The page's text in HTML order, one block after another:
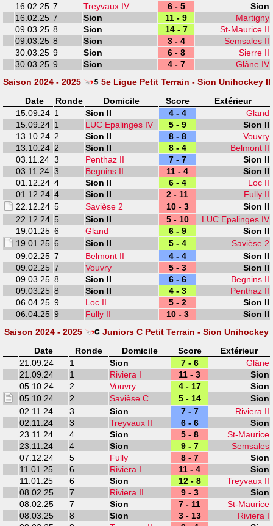
16.02.25 7 Treyvaux IV 6 - 5
Sion
16.02.25 7 Sion 11 - 9
Martigny
09.03.25 8 Sion 14 - 7
St-Maurice II
09.03.25 8 Sion 3 - 4
Semsales II
30.03.25 9 Sion 6 - 8
Sierre II
30.03.25 9 Sion 4 - 7
Glâne IV
Saison 2024 - 2025
5e Ligue Petit Terrain - Sion Unihockey II
Date
Ronde Domicile Score
Extérieur
15.09.24 1 Sion II 4 - 4
Gland
15.09.24 1 LUC Epalinges IV 5 - 9
Sion II
13.10.24 2 Sion II 8 - 8
Vouvry
13.10.24 2 Sion II 8 - 4
Belmont II
03.11.24 3 Penthaz II 7 - 7
Sion II
03.11.24 3 Begnins II 11 - 4
Sion II
01.12.24 4 Sion II 6 - 4
Loc II
01.12.24 4 Sion II 2 - 11
Fully II
22.12.24 5 Savièse 2 10 - 3
Sion II
22.12.24 5 Sion II 5 - 10
LUC Epalinges IV
19.01.25 6 Gland 6 - 9
Sion II
19.01.25 6 Sion II 5 - 4
Savièse 2
09.02.25 7 Belmont II 4 - 4
Sion II
09.02.25 7 Vouvry 5 - 3
Sion II
09.03.25 8 Sion II 6 - 6
Begnins II
09.03.25 8 Sion II 4 - 3
Penthaz II
06.04.25 9 Loc II 5 - 2
Sion II
06.04.25 9 Fully II 10 - 3
Sion II
Saison 2024 - 2025
Juniors C Petit Terrain - Sion Unihockey
Date
Ronde Domicile Score
Extérieur
21.09.24
1 Sion 7 - 6
Glâne
21.09.24
1 Riviera I 11 - 3
Sion
05.10.24
2 Vouvry 4 - 17
Sion
05.10.24
2 Savièse C 5 - 14
Sion
02.11.24
3 Sion 7 - 7
Riviera II
02.11.24
3 Treyvaux II 6 - 6
Sion
23.11.24
4 Sion 5 - 8
St-Maurice
23.11.24
4 Sion 9 - 7
Semsales
07.12.24
5 Fully 8 - 7
Sion
11.01.25
6 Riviera I 11 - 4
Sion
11.01.25
6 Sion 12 - 8
Treyvaux II
08.02.25
7 Riviera II 9 - 3
Sion
08.02.25
7 Sion 7 - 11
St-Maurice
08.03.25
8 Sion 3 - 13
Riviera I